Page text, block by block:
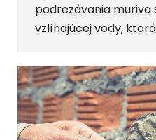
podrezávania muriva
vzlínajúcej vody,